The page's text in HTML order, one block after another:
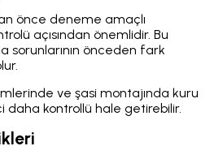
önce deneme amaçlı
açısından önemlidir. Bu
sorunlarının önceden fark
ve şasi montajında kuru
kontrollü hale getirebilir.